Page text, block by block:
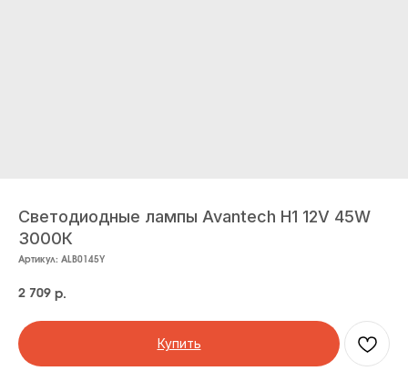
Светодиодные лампы Avantech H1 12V 45W
3000К
Артикул: ALB0145Y
2 709 р.
Купить